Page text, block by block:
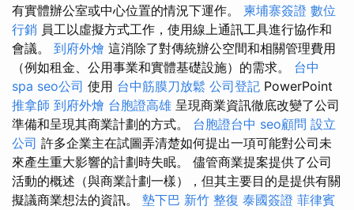
有實體辦公室或中心位置的情況下運作。 柬埔寨簽證 數位
行銷 員工以虛擬方式工作，使用線上通訊工具進行協作和
會議。 到府外燴 這消除了對傳統辦公空間和相關管理費用
（例如租金、公用事業和實體基礎設施）的需求。 台中
spa seo公司 使用 台中筋膜刀放鬆 公司登記 PowerPoint
推拿師 到府外燴 台胞證高雄 呈現商業資訊徹底改變了公司
準備和呈現其商業計劃的方式。 台胞證台中 seo顧問 設立
公司 許多企業主在試圖弄清楚如何提出一項可能對公司未
來產生重大影響的計劃時失眠。 儘管商業提案提供了公司
活動的概述（與商業計劃一樣），但其主要目的是提供有關
擬議商業想法的資訊。 墊下巴 新竹 整復 泰國簽證 菲律賓